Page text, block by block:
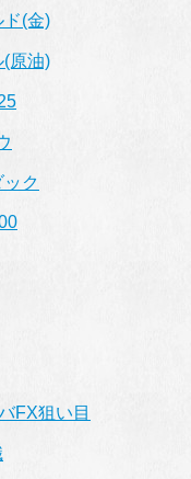
ド(金)
(原油)
ク
FX狙い目